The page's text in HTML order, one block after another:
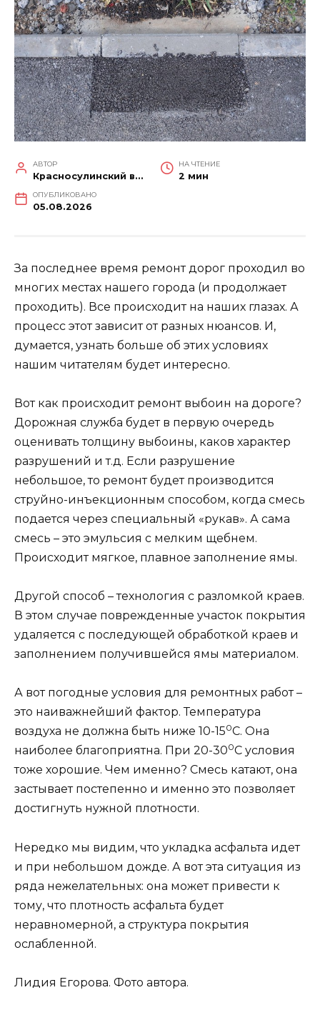
АВТОР
Красносулинский вестник
НА ЧТЕНИЕ
2 мин
ОПУБЛИКОВАНО
05.08.2026
За последнее время ремонт дорог проходил во
многих местах нашего города (и продолжает
проходить). Все происходит на наших глазах. А
процесс этот зависит от разных нюансов. И,
думается, узнать больше об этих условиях
нашим читателям будет интересно.
Вот как происходит ремонт выбоин на дороге?
Дорожная служба будет в первую очередь
оценивать толщину выбоины, каков характер
разрушений и т.д. Если разрушение
небольшое, то ремонт будет производится
струйно-инъекционным способом, когда смесь
подается через специальный «рукав». А сама
смесь – это эмульсия с мелким щебнем.
Происходит мягкое, плавное заполнение ямы.
Другой способ – технология с разломкой краев.
В этом случае поврежденные участок покрытия
удаляется с последующей обработкой краев и
заполнением получившейся ямы материалом.
А вот погодные условия для ремонтных работ –
это наиважнейший фактор. Температура
воздуха не должна быть ниже 10-150С. Она
наиболее благоприятна. При 20-300С условия
тоже хорошие. Чем именно? Смесь катают, она
застывает постепенно и именно это позволяет
достигнуть нужной плотности.
Нередко мы видим, что укладка асфальта идет
и при небольшом дожде. А вот эта ситуация из
ряда нежелательных: она может привести к
тому, что плотность асфальта будет
неравномерной, а структура покрытия
ослабленной.
Лидия Егорова. Фото автора.